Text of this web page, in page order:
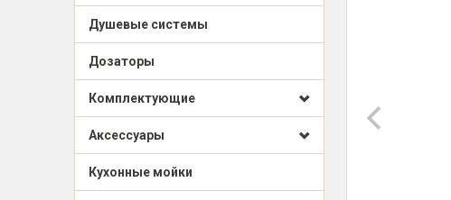
Душевые системы
Дозаторы
Комплектующие
Аксессуары
Кухонные мойки